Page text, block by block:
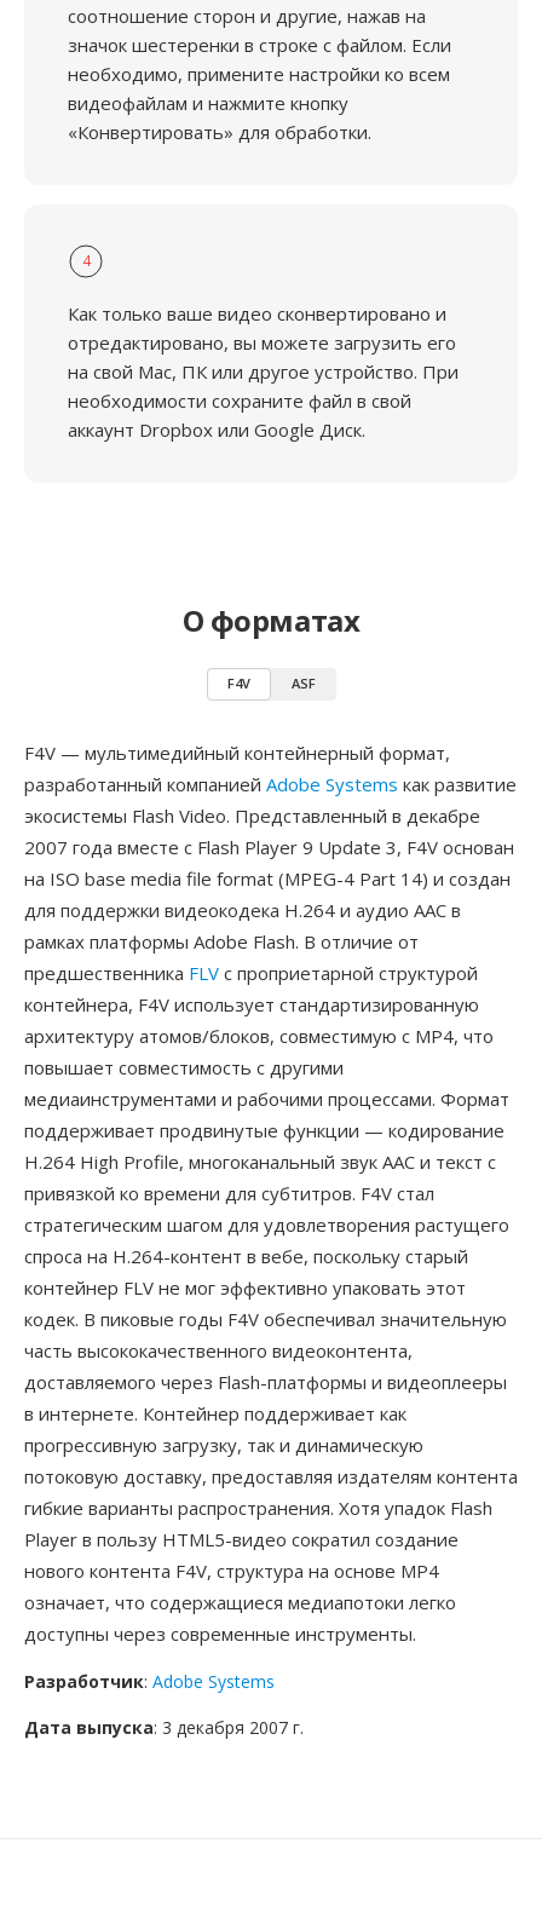
соотношение сторон и другие, нажав на
значок шестеренки в строке с файлом. Если
необходимо, примените настройки ко всем
видеофайлам и нажмите кнопку
«Конвертировать» для обработки.
4
Как только ваше видео сконвертировано и
отредактировано, вы можете загрузить его
на свой Mac, ПК или другое устройство. При
необходимости сохраните файл в свой
аккаунт Dropbox или Google Диск.
О форматах
F4V ASF
F4V — мультимедийный контейнерный формат,
разработанный компанией Adobe Systems как развитие
экосистемы Flash Video. Представленный в декабре
2007 года вместе с Flash Player 9 Update 3, F4V основан
на ISO base media file format (MPEG-4 Part 14) и создан
для поддержки видеокодека H.264 и аудио AAC в
рамках платформы Adobe Flash. В отличие от
предшественника FLV с проприетарной структурой
контейнера, F4V использует стандартизированную
архитектуру атомов/блоков, совместимую с MP4, что
повышает совместимость с другими
медиаинструментами и рабочими процессами. Формат
поддерживает продвинутые функции — кодирование
H.264 High Profile, многоканальный звук AAC и текст с
привязкой ко времени для субтитров. F4V стал
стратегическим шагом для удовлетворения растущего
спроса на H.264-контент в вебе, поскольку старый
контейнер FLV не мог эффективно упаковать этот
кодек. В пиковые годы F4V обеспечивал значительную
часть высококачественного видеоконтента,
доставляемого через Flash-платформы и видеоплееры
в интернете. Контейнер поддерживает как
прогрессивную загрузку, так и динамическую
потоковую доставку, предоставляя издателям контента
гибкие варианты распространения. Хотя упадок Flash
Player в пользу HTML5-видео сократил создание
нового контента F4V, структура на основе MP4
означает, что содержащиеся медиапотоки легко
доступны через современные инструменты.
Разработчик: Adobe Systems
Дата выпуска: 3 декабря 2007 г.